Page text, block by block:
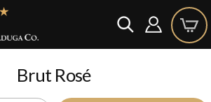
Brut Rosé